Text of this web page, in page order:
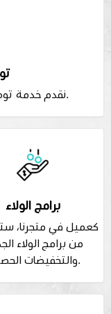
برامج الولاء
كعميل في متجرنا،
من برامج الولاء